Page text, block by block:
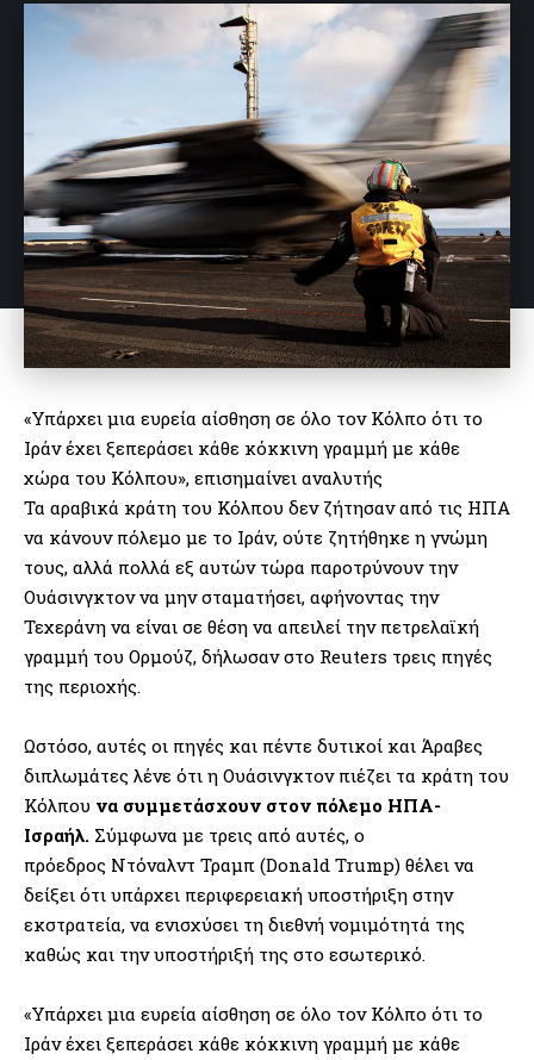
«Υπάρχει μια ευρεία αίσθηση σε όλο τον Κόλπο ότι το
Ιράν έχει ξεπεράσει κάθε κόκκινη γραμμή με κάθε
χώρα του Κόλπου», επισημαίνει αναλυτής
Τα αραβικά κράτη του Κόλπου δεν ζήτησαν από τις ΗΠΑ
να κάνουν πόλεμο με το Ιράν, ούτε ζητήθηκε η γνώμη
τους, αλλά πολλά εξ αυτών τώρα παροτρύνουν την
Ουάσινγκτον να μην σταματήσει, αφήνοντας την
Τεχεράνη να είναι σε θέση να απειλεί την πετρελαϊκή
γραμμή του Ορμούζ, δήλωσαν στο Reuters τρεις πηγές
της περιοχής.
Ωστόσο, αυτές οι πηγές και πέντε δυτικοί και Άραβες
διπλωμάτες λένε ότι η Ουάσινγκτον πιέζει τα κράτη του
Κόλπου να συμμετάσχουν στον πόλεμο ΗΠΑ-
Ισραήλ. Σύμφωνα με τρεις από αυτές, ο
πρόεδρος Ντόναλντ Τραμπ (Donald Trump) θέλει να
δείξει ότι υπάρχει περιφερειακή υποστήριξη στην
εκστρατεία, να ενισχύσει τη διεθνή νομιμότητά της
καθώς και την υποστήριξή της στο εσωτερικό.
«Υπάρχει μια ευρεία αίσθηση σε όλο τον Κόλπο ότι το
Ιράν έχει ξεπεράσει κάθε κόκκινη γραμμή με κάθε